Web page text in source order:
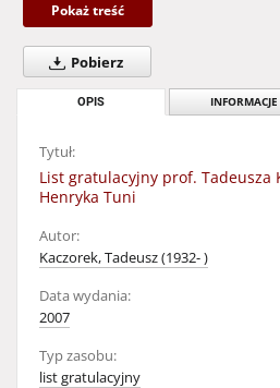
Pokaż treść
Pobierz
OPIS INFORMACJE
Tytuł:
List gratulacyjny prof. Tadeusza
Henryka Tuni
Autor:
Kaczorek, Tadeusz (1932- )
Data wydania:
2007
Typ zasobu:
list gratulacyjny